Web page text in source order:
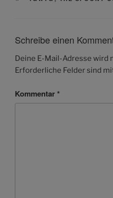
Schreibe einen
Deine E-Mail-Adresse
Erforderliche Felder sind
Kommentar*